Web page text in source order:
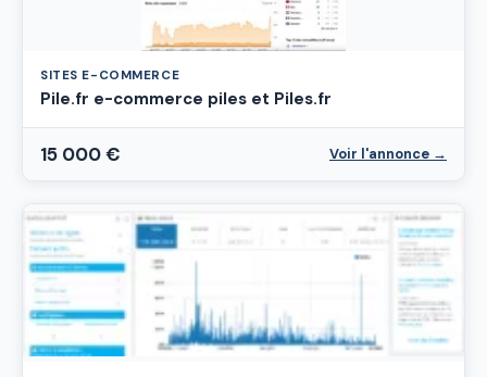
SITES E-COMMERCE
Pile.fr e-commerce piles et Piles.fr
15 000 € Voir l'annonce →